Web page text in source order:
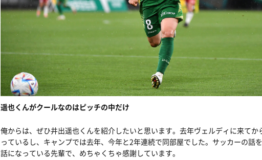
遥也くんがクールなのはピッチの中だけ
俺からは、ぜひ井出遥也くんを紹介したいと思います。去年ヴェルディに来て
っているし、キャンプでは去年、今年と2年連続で同部屋でした。サッカーの話
話になっている先輩で、めちゃくちゃ感謝しています。